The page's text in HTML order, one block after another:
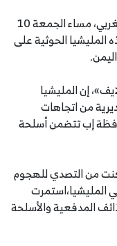
وأفشلت المقاومة المشتركة في الساحل الغربي، مساء الجمعة 10
المليشيا الحوثية على
إن المليشيا
من اتجاهات
إب تتضمن أسلحة
من التصدي للهجوم
المدفعية والأسلحة